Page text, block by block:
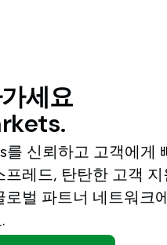
세요
를 신뢰하고 고객에게
프레드, 탄탄한 고객 지
로벌 파트너 네트워크